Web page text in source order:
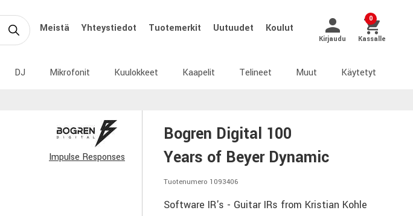
Meistä Yhteystiedot Tuotemerkit Uutuudet Koulut
Kirjaudu
0
Kassalle
DJ Mikrofonit Kuulokkeet Kaapelit Telineet Muut Käytetyt
Impulse Responses
Bogren Digital 100
Years of Beyer Dynamic
Tuotenumero 1093406
Software IR's - Guitar IRs from Kristian Kohle